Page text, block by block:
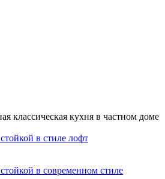
классическая кухня в частном доме
в стиле лофт
в современном стиле